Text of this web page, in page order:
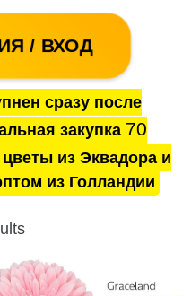
/ ВХОД
сразу после
закупка 70
из Эквадора и
из Голландии